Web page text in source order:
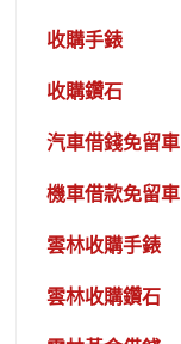
收購手錶
收購鑽石
汽車借錢免留車
機車借款免留車
雲林收購手錶
雲林收購鑽石